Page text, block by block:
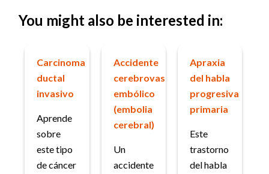
You might also be interested in:
Carcinoma
ductal
invasivo
Aprende
sobre
este tipo
de cáncer
Accidente
cerebrovascular
embólico
(embolia
cerebral)
Un
accidente
Apraxia
del habla
progresiva
primaria
Este
trastorno
del habla